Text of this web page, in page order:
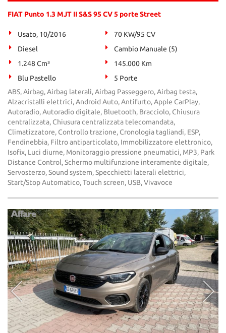
FIAT Punto 1.3 MJT II S&S 95 CV 5 porte Street
Usato, 10/2016
70 KW/95 CV
Diesel
Cambio Manuale (5)
1.248 Cm³
145.000 Km
Blu Pastello
5 Porte
ABS, Airbag, Airbag laterali, Airbag Passeggero, Airbag testa,
Alzacristalli elettrici, Android Auto, Antifurto, Apple CarPlay,
Autoradio, Autoradio digitale, Bluetooth, Bracciolo, Chiusura
centralizzata, Chiusura centralizzata telecomandata,
Climatizzatore, Controllo trazione, Cronologia tagliandi, ESP,
Fendinebbia, Filtro antiparticolato, Immobilizzatore elettronico,
Isofix, Luci diurne, Monitoraggio pressione pneumatici, MP3, Park
Distance Control, Schermo multifunzione interamente digitale,
Servosterzo, Sound system, Specchietti laterali elettrici,
Start/Stop Automatico, Touch screen, USB, Vivavoce